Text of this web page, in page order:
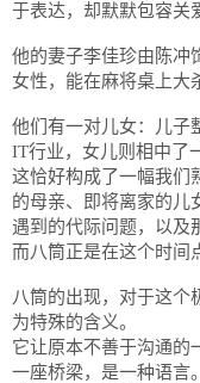
于表达，却默默包容关
他的妻子李佳珍由陈冲
女性，能在麻将桌上大
他们有一对儿女：儿子
IT行业，女儿则相中了
这恰好构成了一幅我们
的母亲、即将离家的儿
遇到的代际问题，以及
而八筒正是在这个时间
八筒的出现，对于这个
为特殊的含义。
它让原本不善于沟通的
一座桥梁，是一种语言。